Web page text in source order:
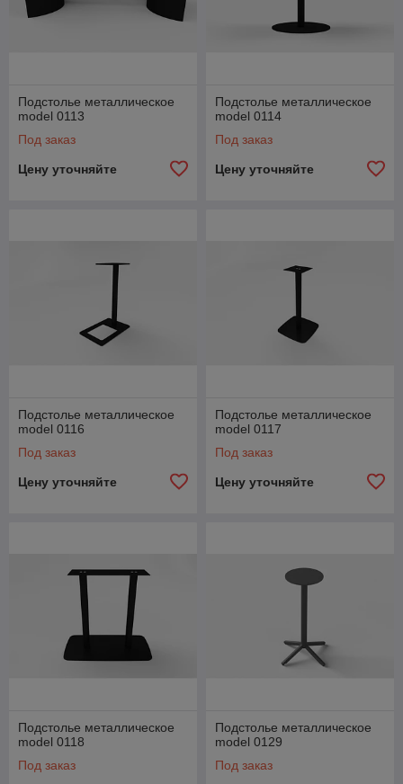
Подстолье металлическое
model 0113
Под заказ
Цену уточняйте
Подстолье металлическое
model 0114
Под заказ
Цену уточняйте
Подстолье металлическое
model 0116
Под заказ
Цену уточняйте
Подстолье металлическое
model 0117
Под заказ
Цену уточняйте
Подстолье металлическое
model 0118
Под заказ
Подстолье металлическое
model 0129
Под заказ